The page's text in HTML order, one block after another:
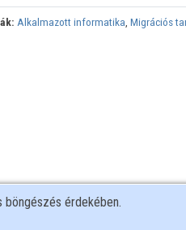
Alkalmazott informatika,Migrációs
böngészés érdekében.